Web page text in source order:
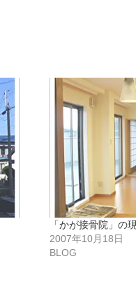
「かが接骨院」の
2007年10月18日
BLOG